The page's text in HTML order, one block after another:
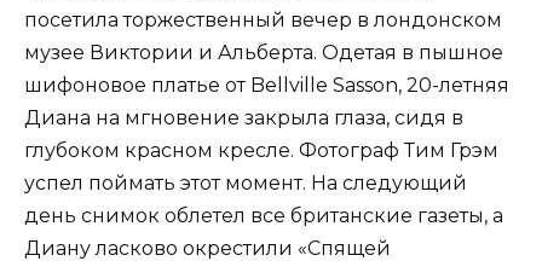
посетила торжественный вечер в лондонском
музее Виктории и Альберта. Одетая в пышное
шифоновое платье от Bellville Sasson, 20-летняя
Диана на мгновение закрыла глаза, сидя в
глубоком красном кресле. Фотограф Тим Грэм
успел поймать этот момент. На следующий
день снимок облетел все британские газеты, а
Диану ласково окрестили «Спящей